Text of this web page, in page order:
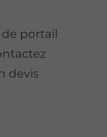
portail
devis